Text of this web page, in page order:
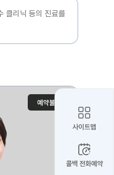
클리닉 등의 진료를
예약불가
사이트맵
콜백 전화예약